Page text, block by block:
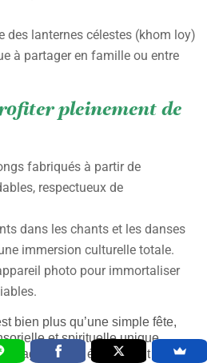
des lanternes célestes (khom loy)
à partager en famille ou entre
pleinement de
fabriqués à partir de
respectueux de
dans les chants et les danses
immersion culturelle totale.
photo pour immortaliser
bien plus qu’une simple fête,
et spirituelle unique.
magie de cet événement et